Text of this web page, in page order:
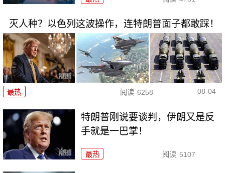
灭人种？以色列这波操作，连特朗普面子都敢踩！
最热 阅读 6258 08-04
特朗普刚说要谈判，伊朗又是反
手就是一巴掌！
最热 阅读 5107